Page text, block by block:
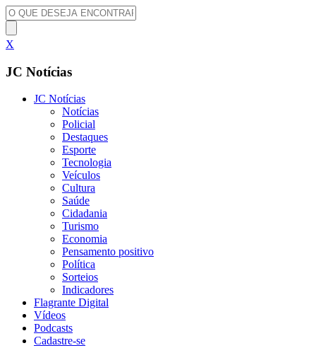
X
JC Notícias
JC Notícias
Notícias
Policial
Destaques
Esporte
Tecnologia
Veículos
Cultura
Saúde
Cidadania
Turismo
Economia
Pensamento positivo
Política
Sorteios
Indicadores
Flagrante Digital
Vídeos
Podcasts
Cadastre-se